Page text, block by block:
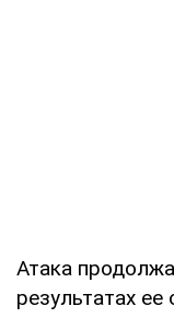
Атака
результатах ее